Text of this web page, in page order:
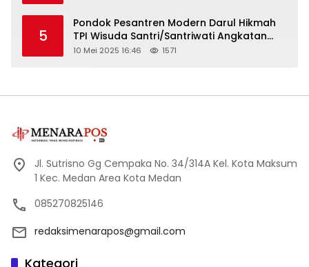
5
Pondok Pesantren Modern Darul Hikmah
TPI Wisuda Santri/Santriwati Angkatan
XXXIII
10 Mei 2025 16:46 1571
Jl. Sutrisno Gg Cempaka No. 34/314A Kel. Kota Maksum
1 Kec. Medan Area Kota Medan
085270825146
redaksimenarapos@gmail.com
Kategori